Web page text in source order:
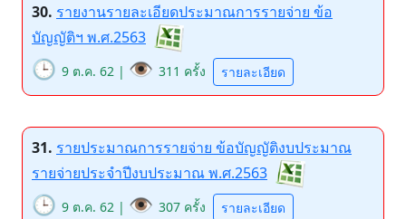
30. รายงานรายละเอียดประมาณการรายจ่าย ข้อ
บัญญัติฯ พ.ศ.2563
🕒 9 ต.ค. 62 | 👁️ 311 ครั้ง รายละเอียด
31. รายประมาณการรายจ่าย ข้อบัญญัติงบประมาณ
รายจ่ายประจำปีงบประมาณ พ.ศ.2563
🕒 9 ต.ค. 62 | 👁️ 307 ครั้ง รายละเอียด